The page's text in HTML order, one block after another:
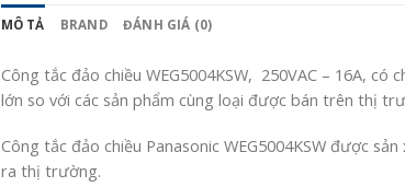
MÔ TẢ BRAND ĐÁNH GIÁ (0)
Công tắc đảo chiều WEG5004KSW, 250VAC – 16A,
lớn so với các sản phẩm cùng loại được bán trên thị
Công tắc đảo chiều Panasonic WEG5004KSW được
ra thị trường.